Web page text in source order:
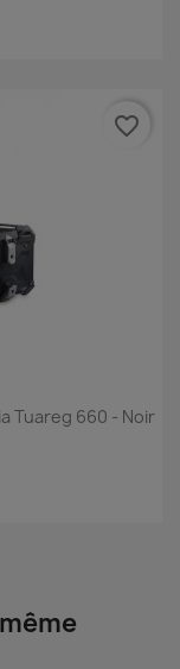
Tuareg 660 - Noir
favorite_border